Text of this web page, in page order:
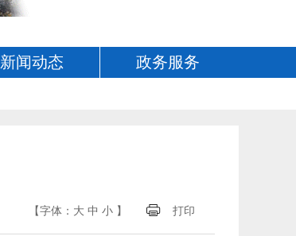
新闻动态 政务服务
【字体： 大 中 小 】 打印